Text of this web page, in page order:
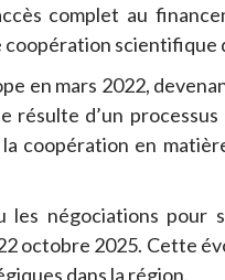
complet au
scientifique
en mars 2022,
d’un
coopération en
les négociations pour
octobre 2025. Cette
dans la région.